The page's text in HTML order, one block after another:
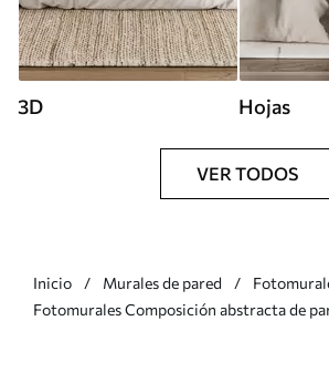
3D Hojas
VER TODOS
Inicio Murales de pared
Fotomurales Composición abstracta de